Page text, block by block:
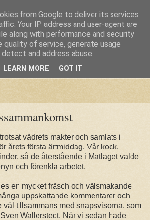
vädrets makter och samlats i
årets första ärtmiddag. Vår kock,
så de återstående i Matlaget valde
och förenkla arbetet.
en mycket fräsch och välsmakande
uppskattande kommentarer och
väl tillsammans med snapsvisorna, som
Wallerstedt. När vi sedan hade
from Google to deliver its services
Your IP address and user-agent are
along with performance and security
quality of service, generate usage
and address abuse.
LEARN MORE GOT IT